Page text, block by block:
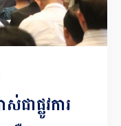
ជាផ្លូវការ